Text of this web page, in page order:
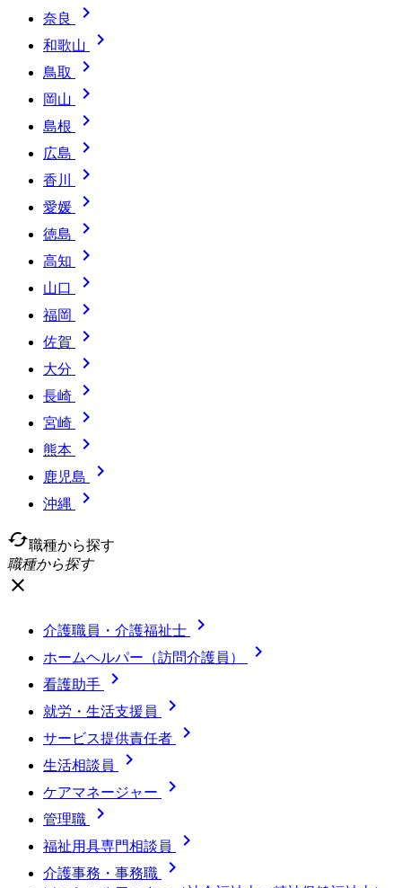
奈良 
和歌山 
鳥取 
岡山 
島根 
広島 
香川 
愛媛 
徳島 
高知 
山口 
福岡 
佐賀 
大分 
長崎 
宮崎 
熊本 
鹿児島 
沖縄

cached職種から探す
職種から探す
close
介護職員・介護福祉士 
ホームヘルパー（訪問介護員） 
看護助手 
就労・生活支援員 
サービス提供責任者 
生活相談員 
ケアマネージャー 
管理職 
福祉用具専門相談員 
介護事務・事務職 